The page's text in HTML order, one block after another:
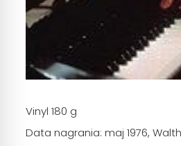
Vinyl 180 g
Data nagrania: maj 1976,